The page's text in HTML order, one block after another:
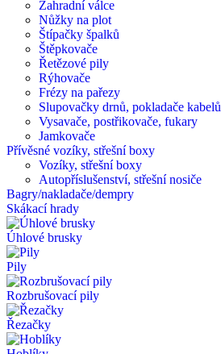
Zahradní válce
Nůžky na plot
Štípačky špalků
Štěpkovače
Řetězové pily
Rýhovače
Frézy na pařezy
Slupovačky drnů, pokladače kabelů
Vysavače, postřikovače, fukary
Jamkovače
Přívěsné vozíky, střešní boxy
Vozíky, střešní boxy
Autopříslušenství, střešní nosiče
Bagry/nakladače/dempry
Skákací hrady
Úhlové brusky
Pily
Rozbrušovací pily
Řezačky